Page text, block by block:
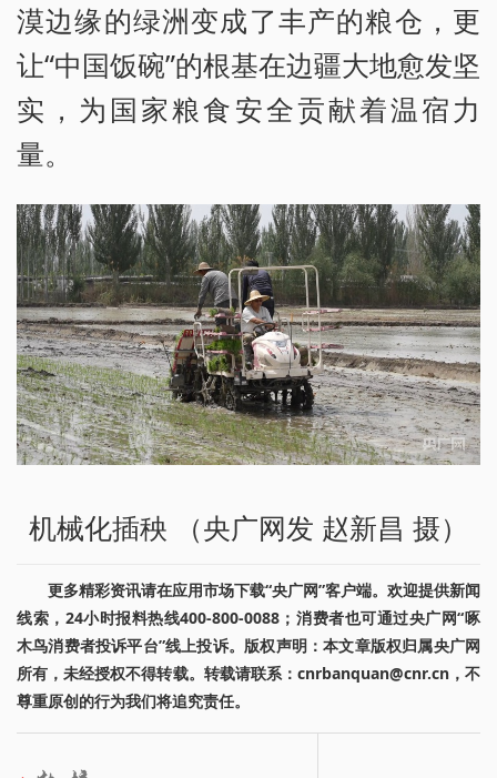
漠边缘的绿洲变成了丰产的粮仓，更
让“中国饭碗”的根基在边疆大地愈发坚
实，为国家粮食安全贡献着温宿力
量。
机械化插秧 （央广网发 赵新昌 摄）
更多精彩资讯请在应用市场下载“央广网”客户端。欢迎提供新闻
线索，24小时报料热线400-800-0088；消费者也可通过央广网“啄
木鸟消费者投诉平台”线上投诉。版权声明：本文章版权归属央广网
所有，未经授权不得转载。转载请联系：cnrbanquan@cnr.cn，不
尊重原创的行为我们将追究责任。